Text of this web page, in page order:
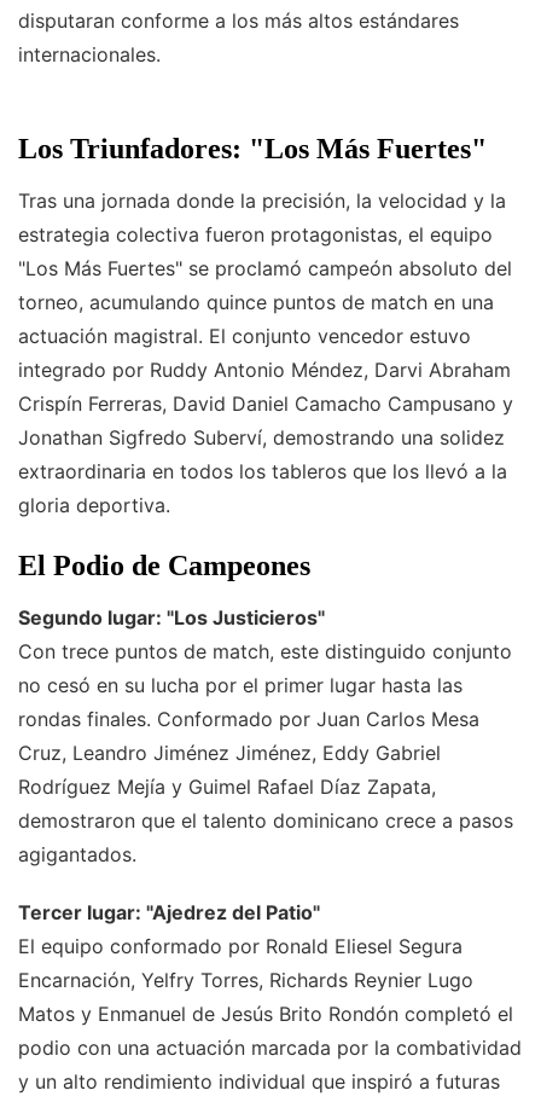
disputaran conforme a los más altos estándares
internacionales.
Los Triunfadores: "Los Más Fuertes"
Tras una jornada donde la precisión, la velocidad y la
estrategia colectiva fueron protagonistas, el equipo
"Los Más Fuertes" se proclamó campeón absoluto del
torneo, acumulando quince puntos de match en una
actuación magistral. El conjunto vencedor estuvo
integrado por Ruddy Antonio Méndez, Darvi Abraham
Crispín Ferreras, David Daniel Camacho Campusano y
Jonathan Sigfredo Suberví, demostrando una solidez
extraordinaria en todos los tableros que los llevó a la
gloria deportiva.
El Podio de Campeones
Segundo lugar: "Los Justicieros"
Con trece puntos de match, este distinguido conjunto
no cesó en su lucha por el primer lugar hasta las
rondas finales. Conformado por Juan Carlos Mesa
Cruz, Leandro Jiménez Jiménez, Eddy Gabriel
Rodríguez Mejía y Guimel Rafael Díaz Zapata,
demostraron que el talento dominicano crece a pasos
agigantados.
Tercer lugar: "Ajedrez del Patio"
El equipo conformado por Ronald Eliesel Segura
Encarnación, Yelfry Torres, Richards Reynier Lugo
Matos y Enmanuel de Jesús Brito Rondón completó el
podio con una actuación marcada por la combatividad
y un alto rendimiento individual que inspiró a futuras